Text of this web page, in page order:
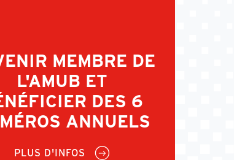
MEMBRE DE
L'AMUB ET
DES 6
ANNUELS
PLUS D'INFOS